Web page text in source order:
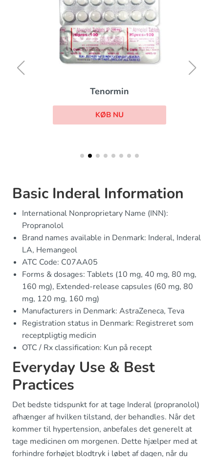
Tenormin
KØB NU
Basic Inderal Information
International Nonproprietary Name (INN):
Propranolol
Brand names available in Denmark: Inderal, Inderal
LA, Hemangeol
ATC Code: C07AA05
Forms & dosages: Tablets (10 mg, 40 mg, 80 mg,
160 mg), Extended-release capsules (60 mg, 80
mg, 120 mg, 160 mg)
Manufacturers in Denmark: AstraZeneca, Teva
Registration status in Denmark: Registreret som
receptpligtig medicin
OTC / Rx classification: Kun på recept
Everyday Use & Best
Practices
Det bedste tidspunkt for at tage Inderal (propranolol)
afhænger af hvilken tilstand, der behandles. Når det
kommer til hypertension, anbefales det generelt at
tage medicinen om morgenen. Dette hjælper med at
forhindre forhøjet blodtryk i løbet af dagen, når du